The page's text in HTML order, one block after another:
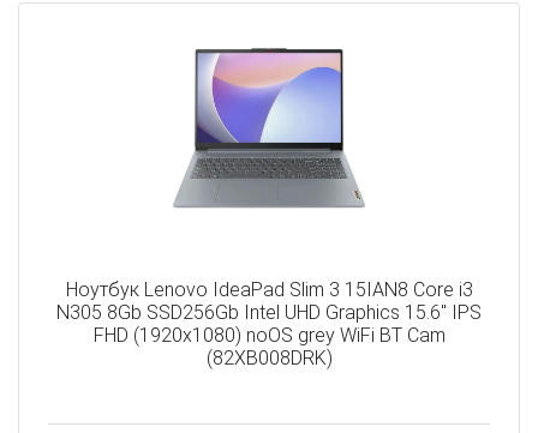
Ноутбук Lenovo IdeaPad Slim 3 15IAN8 Core i3
N305 8Gb SSD256Gb Intel UHD Graphics 15.6" IPS
FHD (1920x1080) noOS grey WiFi BT Cam
(82XB008DRK)